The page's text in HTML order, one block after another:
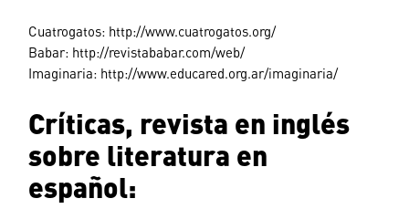
Cuatrogatos: http://www.cuatrogatos.org/
Babar: http://revistababar.com/web/
Imaginaria: http://www.educared.org.ar/imaginaria/
Críticas, revista en inglés
sobre literatura en
español: